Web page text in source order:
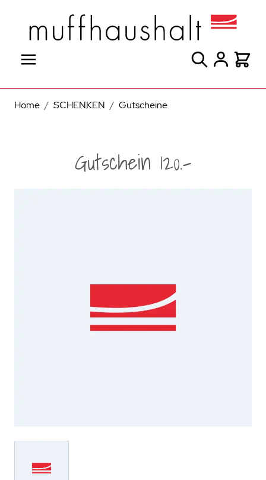
Suche
Home / SCHENKEN / Gutscheine
Gutschein 120.-